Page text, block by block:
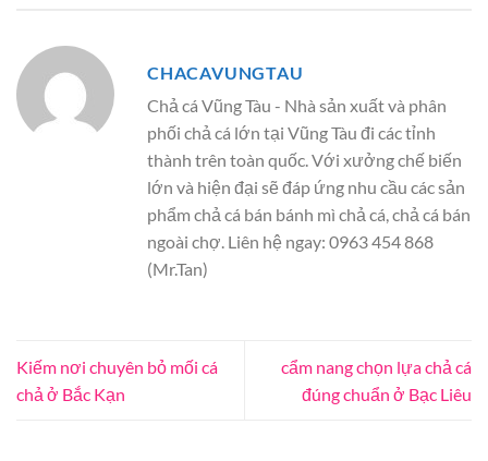
CHACAVUNGTAU
Chả cá Vũng Tàu - Nhà sản xuất và phân
phối chả cá lớn tại Vũng Tàu đi các tỉnh
thành trên toàn quốc. Với xưởng chế biến
lớn và hiện đại sẽ đáp ứng nhu cầu các sản
phẩm chả cá bán bánh mì chả cá, chả cá bán
ngoài chợ. Liên hệ ngay: 0963 454 868
(Mr.Tan)
Kiếm nơi chuyên bỏ mối cá
chả ở Bắc Kạn
cẩm nang chọn lựa chả cá
đúng chuẩn ở Bạc Liêu